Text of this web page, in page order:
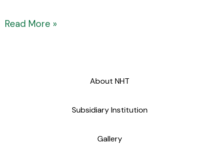
Read More »
About NHT
Subsidiary Institution
Gallery